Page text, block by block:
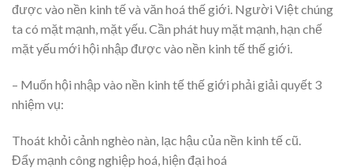
được vào nền kinh tế và văn hoá thế giới. Người Việt chúng
ta có mặt mạnh, mặt yếu. Cần phát huy mặt mạnh, hạn chế
mặt yếu mới hội nhập được vào nền kinh tế thế giới.
– Muốn hội nhập vào nền kinh tế thế giới phải giải quyết 3
nhiệm vụ:
Thoát khỏi cảnh nghèo nàn, lạc hậu của nền kinh tế cũ.
Đẩy mạnh công nghiệp hoá, hiện đại hoá